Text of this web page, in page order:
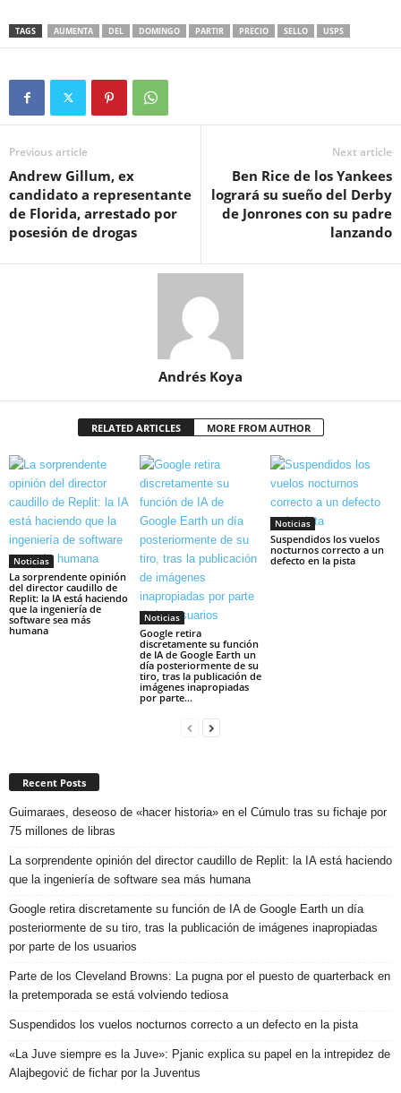
TAGS AUMENTA DEL DOMINGO PARTIR PRECIO SELLO USPS
Previous article
Andrew Gillum, ex
candidato a representante
de Florida, arrestado por
posesión de drogas
Next article
Ben Rice de los Yankees
logrará su sueño del Derby
de Jonrones con su padre
lanzando
Andrés Koya
RELATED ARTICLES MORE FROM AUTHOR
Noticias
La sorprendente opinión
del director caudillo de
Replit: la IA está haciendo
que la ingeniería de
software sea más
humana
Noticias
Google retira
discretamente su función
de IA de Google Earth un
día posteriormente de su
tiro, tras la publicación de
imágenes inapropiadas
por parte...
Noticias
Suspendidos los vuelos
nocturnos correcto a un
defecto en la pista
Recent Posts
Guimaraes, deseoso de «hacer historia» en el Cúmulo tras su fichaje por
75 millones de libras
La sorprendente opinión del director caudillo de Replit: la IA está haciendo
que la ingeniería de software sea más humana
Google retira discretamente su función de IA de Google Earth un día
posteriormente de su tiro, tras la publicación de imágenes inapropiadas
por parte de los usuarios
Parte de los Cleveland Browns: La pugna por el puesto de quarterback en
la pretemporada se está volviendo tediosa
Suspendidos los vuelos nocturnos correcto a un defecto en la pista
«La Juve siempre es la Juve»: Pjanic explica su papel en la intrepidez de
Alajbegović de fichar por la Juventus